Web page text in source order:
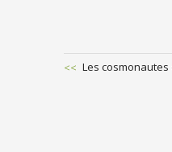
Previous
Les